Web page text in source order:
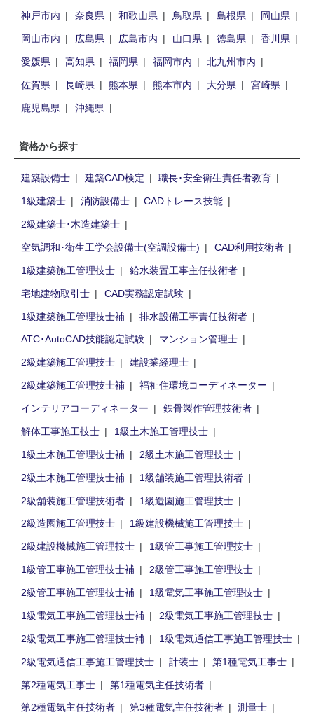
神戸市内
奈良県 和歌山県 鳥取県 島根県
岡山県
岡山市内
広島県 広島市内 山口県 徳島県
香川県
愛媛県
高知県 福岡県 福岡市内
北九州市内
佐賀県
長崎県 熊本県 熊本市内 大分県
宮崎県
鹿児島県
沖縄県
資格から探す
建築設備士 建築CAD検定
職長･安全衛生責任者教育
1級建築士
消防設備士
CADトレース技能
2級建築士･木造建築士
空気調和･衛生工学会設備士(空調設備士)
CAD利用技術者
1級建築施工管理技士
給水装置工事主任技術者
宅地建物取引士
CAD実務認定試験
1級建築施工管理技士補
排水設備工事責任技術者
ATC･AutoCAD技能認定試験
マンション管理士
2級建築施工管理技士
建設業経理士
2級建築施工管理技士補
福祉住環境コーディネーター
インテリアコーディネーター
鉄骨製作管理技術者
解体工事施工技士
1級土木施工管理技士
1級土木施工管理技士補
2級土木施工管理技士
2級土木施工管理技士補
1級舗装施工管理技術者
2級舗装施工管理技術者
1級造園施工管理技士
2級造園施工管理技士
1級建設機械施工管理技士
2級建設機械施工管理技士
1級管工事施工管理技士
1級管工事施工管理技士補
2級管工事施工管理技士
2級管工事施工管理技士補
1級電気工事施工管理技士
1級電気工事施工管理技士補
2級電気工事施工管理技士
2級電気工事施工管理技士補
1級電気通信工事施工管理技士
2級電気通信工事施工管理技士
計装士
第1種電気工事士
第2種電気工事士
第1種電気主任技術者
第2種電気主任技術者
第3種電気主任技術者
測量士